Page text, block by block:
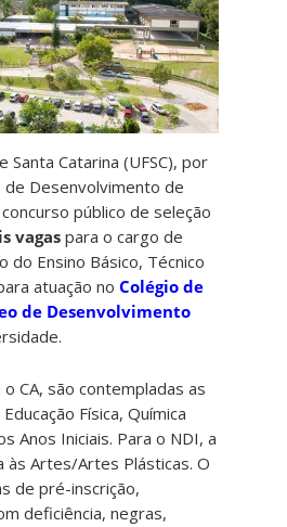
Santa Catarina (UFSC), por
Desenvolvimento de
público de seleção
vagaspara o cargo de
Ensino Básico, Técnico
atuação noColégio de
de Desenvolvimento
CA, são contempladas as
Física, Química
Anos Iniciais. Para o NDI, a
Artes/Artes Plásticas. O
de pré-inscrição,
deficiência, negras,